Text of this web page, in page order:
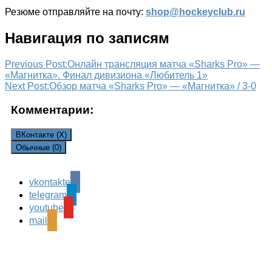
Резюме отправляйте на почту: shop@hockeyclub.ru
Навигация по записям
Previous Post:Онлайн трансляция матча «Sharks Pro» —
«Магнитка». Финал дивизиона «Любитель 1»
Next Post:Обзор матча «Sharks Pro» — «Магнитка» / 3-0
Комментарии:
ВКонтакте (X)
Обычные (0)
Leave a Reply
Ваш адрес email не будет опубликован.
поля помечены
vkontakte
telegram
youtube
mail